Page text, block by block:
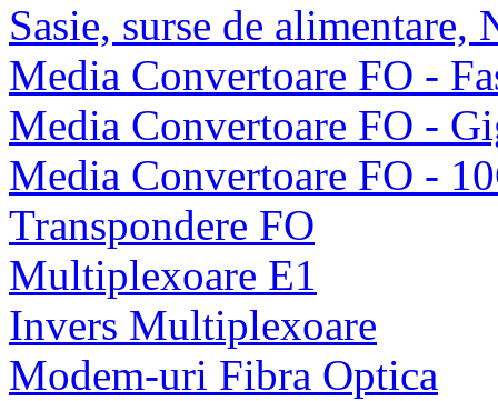
Sasie, surse de alimentare,
Media Convertoare FO -
Media Convertoare FO -
Media Convertoare FO -
Transpondere FO
Multiplexoare E1
Invers Multiplexoare
Modem-uri Fibra Optica